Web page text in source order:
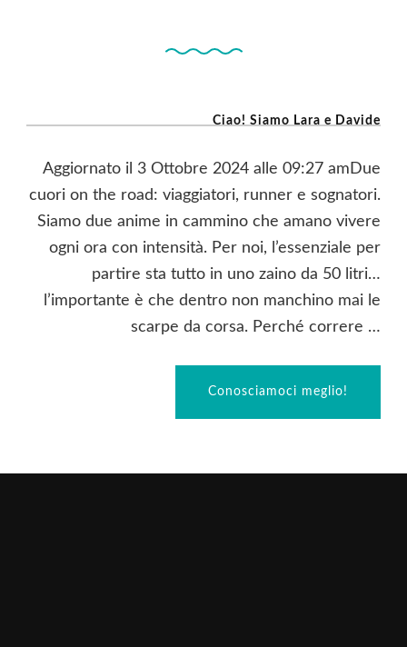
Ciao! Siamo Lara e Davide
Aggiornato il 3 Ottobre 2024 alle 09:27 amDue
cuori on the road: viaggiatori, runner e sognatori.
Siamo due anime in cammino che amano vivere
ogni ora con intensità. Per noi, l’essenziale per
partire sta tutto in uno zaino da 50 litri…
l’importante è che dentro non manchino mai le
scarpe da corsa. Perché correre …
Conosciamoci meglio!